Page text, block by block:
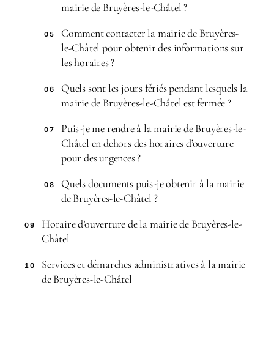
mairie de Bruyères-le-Châtel ?
05
Comment contacter la mairie de Bruyères-
le-Châtel pour obtenir des informations sur
les horaires ?
06
Quels sont les jours fériés pendant lesquels la
mairie de Bruyères-le-Châtel est fermée ?
07
Puis-je me rendre à la mairie de Bruyères-le-
Châtel en dehors des horaires d’ouverture
pour des urgences ?
08
Quels documents puis-je obtenir à la mairie
de Bruyères-le-Châtel ?
09
Horaire d’ouverture de la mairie de Bruyères-le-
Châtel
10
Services et démarches administratives à la mairie
de Bruyères-le-Châtel